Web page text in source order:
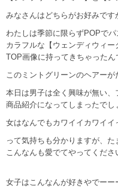
みなさんはどちらがお好みです
わたしは季節に限らずPOPで
カラフルな【ウェンディウィー
TOP画像に持ってきちゃった
このミントグリーンのヘアー
本日は男子は全く興味が無い、
商品紹介になってしまったでし
女はなんでもカワイイカワイイ
って気持ちも分かりますが、
こんなんも愛でてやってくだ
女子はこんなんが好きやでー